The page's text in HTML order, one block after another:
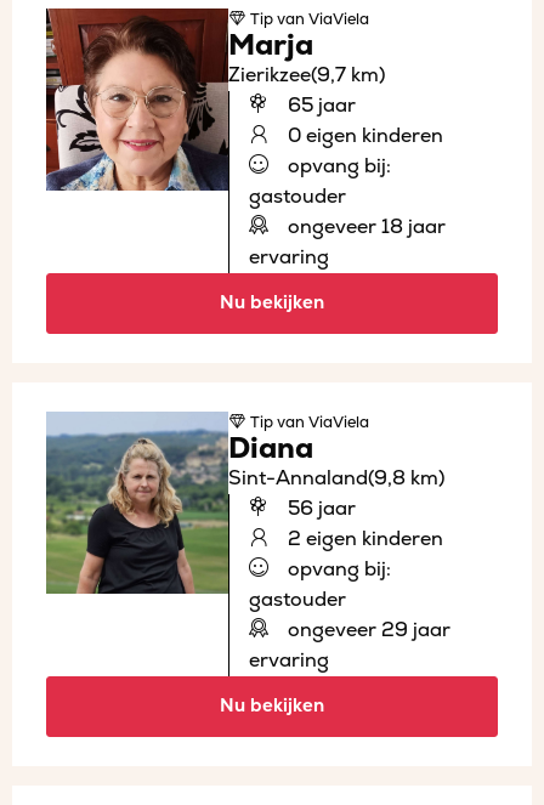
Tipvan ViaViela
Marja
Zierikzee(9,7 km)
65 jaar
0 eigen kinderen
opvang bij:
gastouder
ongeveer 18 jaar
ervaring
Nu bekijken
Tipvan ViaViela
Diana
Sint-Annaland(9,8 km)
56 jaar
2 eigen kinderen
opvang bij:
gastouder
ongeveer 29 jaar
ervaring
Nu bekijken